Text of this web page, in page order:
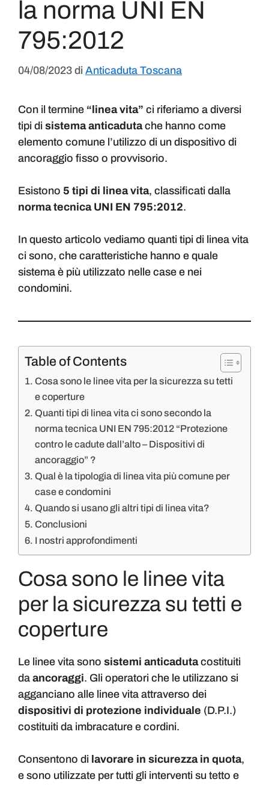
la norma UNI EN
795:2012
04/08/2023 di Anticaduta Toscana
Con il termine “linea vita” ci riferiamo a diversi
tipi di sistema anticadutache hanno come
elemento comune l’utilizzo di un dispositivo di
ancoraggio fisso o provvisorio.
Esistono 5 tipi di linea vita, classificati dalla
norma tecnica UNI EN 795:2012.
In questo articolo vediamo quanti tipi di linea vita
ci sono, che caratteristiche hanno e quale
sistema è più utilizzato nelle case e nei
condomini.
Table of Contents
Cosa sono le linee vita per la sicurezza su tetti
e coperture
Quanti tipi di linea vita ci sono secondo la
norma tecnica UNI EN 795:2012 “Protezione
contro le cadute dall’alto – Dispositivi di
ancoraggio” ?
Qual è la tipologia di linea vita più comune per
case e condomini
Quando si usano gli altri tipi di linea vita?
Conclusioni
I nostri approfondimenti
Cosa sono le linee vita
per la sicurezza su tetti e
coperture
Le linee vita sono sistemi anticadutacostituiti
da ancoraggi. Gli operatori che le utilizzano si
agganciano alle linee vita attraverso dei
dispositivi di protezione individuale (D.P.I.)
costituiti da imbracature e cordini.
Consentono di lavorare in sicurezza in quota,
e sono utilizzate per tutti gli interventi su tetto e